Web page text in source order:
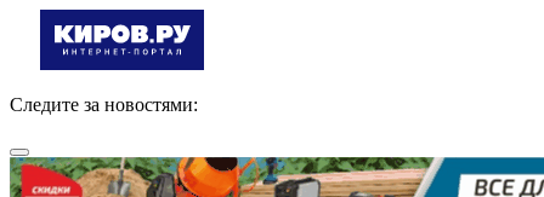
Следите за новостями: